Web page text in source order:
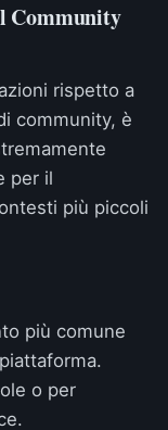
Community
rispetto a
community, è
per il
più piccoli
più comune
o per